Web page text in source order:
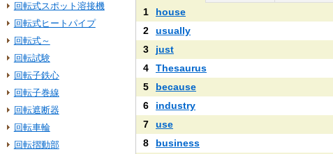
回転式スポット溶接機
回転式ヒートパイプ
回転式～
回転試験
回転子鉄心
回転子巻線
回転遮断器
回転車輪
回転摺動部
1
house
2
usually
3
just
4
Thesaurus
5
because
6
industry
7
use
8
business